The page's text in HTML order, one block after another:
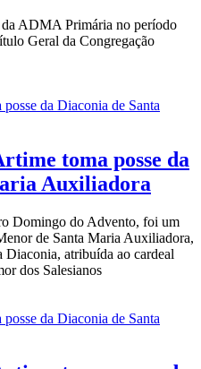
da ADMA Primária no período
Geral da Congregação
toma posse da
Auxiliadora
Domingo do Advento, foi um
de Santa Maria Auxiliadora,
Diaconia, atribuída ao cardeal
dos Salesianos